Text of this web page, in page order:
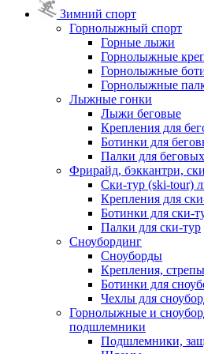
Зимний спорт
Горнолыжный спорт
Горные лыжи
Горнолыжные
Горнолыжные
Горнолыжные
Лыжные гонки
Лыжи беговые
Крепления для
Ботинки для
Палки для
Фрирайд, бэккантри,
Ски-тур (ski-tour)
Крепления для
Ботинки для ски-
Палки для ски-тур
Сноубординг
Сноуборды
Крепления,
Ботинки для
Чехлы для
Горнолыжные и
подшлемники
Подшлемники,